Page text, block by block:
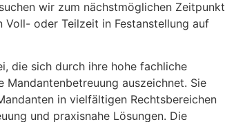
wir zum nächstmöglichen Zeitpunkt
oder Teilzeit in Festanstellung auf
die sich durch ihre hohe fachliche
auszeichnet. Sie
in vielfältigen Rechtsbereichen
und praxisnahe Lösungen. Die